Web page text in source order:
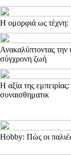
Η ομορφιά ως τέχνη:
Ανακαλύπτοντας την
σύγχρονη ζωή
Η αξία της
συναισθηματικ
Hobby: Πώς οι